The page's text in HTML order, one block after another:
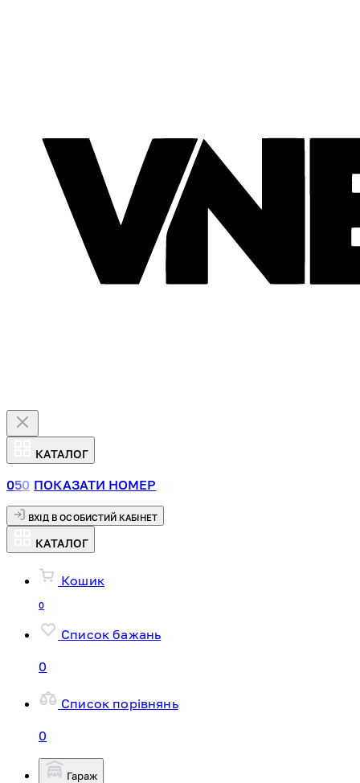
КАТАЛОГ
050 ПОКАЗАТИ НОМЕР
ВХІД В ОСОБИСТИЙ КАБІНЕТ
КАТАЛОГ
Кошик
0
Список бажань
0
Список порівнянь
0
Гараж